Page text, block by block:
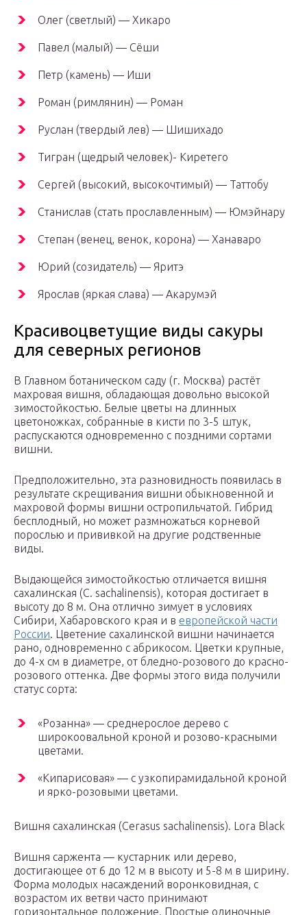
Олег (светлый) — Хикаро
Павел (малый) — Сёши
Петр (камень) — Иши
Роман (римлянин) — Роман
Руслан (твердый лев) — Шишихадо
Тигран (щедрый человек)- Киретего
Сергей (высокий, высокочтимый) — Таттобу
Станислав (стать прославленным) — Юмэйнару
Степан (венец, венок, корона) — Ханаваро
Юрий (созидатель) — Яритэ
Ярослав (яркая слава) — Акарумэй
Красивоцветущие виды сакуры
для северных регионов
В Главном ботаническом саду (г. Москва) растёт
махровая вишня, обладающая довольно высокой
зимостойкостью. Белые цветы на длинных
цветоножках, собранные в кисти по 3-5 штук,
распускаются одновременно с поздними сортами
вишни.
Предположительно, эта разновидность появилась в
результате скрещивания вишни обыкновенной и
махровой формы вишни остропильчатой. Гибрид
бесплодный, но может размножаться корневой
порослью и прививкой на другие родственные
виды.
Выдающейся зимостойкостью отличается вишня
сахалинская (C. sachalinensis), которая достигает в
высоту до 8 м. Она отлично зимует в условиях
Сибири, Хабаровского края и в европейской части
России. Цветение сахалинской вишни начинается
рано, одновременно с абрикосом. Цветки крупные,
до 4-х см в диаметре, от бледно-розового до красно-
розового оттенка. Две формы этого вида получили
статус сорта:
«Розанна» — среднерослое дерево с
широкоовальной кроной и розово-красными
цветами.
«Кипарисовая» — с узкопирамидальной кроной
и ярко-розовыми цветами.
Вишня сахалинская (Cerasus sachalinensis). Lora Black
Вишня саржента — кустарник или дерево,
достигающее от 6 до 12 м в высоту и 5-8 м в ширину.
Форма молодых насаждений воронковидная, с
возрастом их ветви часто принимают
горизонтальное положение. Простые одиночные